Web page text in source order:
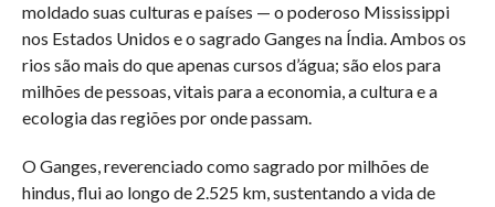
moldado suas culturas e países — o poderoso Mississippi
nos Estados Unidos e o sagrado Ganges na Índia. Ambos os
rios são mais do que apenas cursos d’água; são elos para
milhões de pessoas, vitais para a economia, a cultura e a
ecologia das regiões por onde passam.
O Ganges, reverenciado como sagrado por milhões de
hindus, flui ao longo de 2.525 km, sustentando a vida de